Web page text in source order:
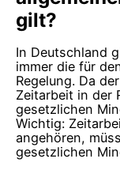
gilt?
In Deutschland
immer die für
Regelung. Da
Zeitarbeit in der
gesetzlichen
Wichtig:
angehören,
gesetzlichen